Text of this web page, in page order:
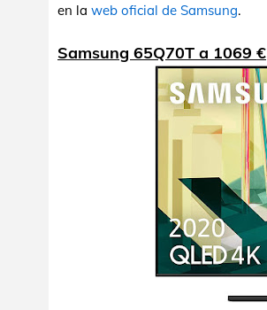
en la web oficial de Samsung.
Samsung 65Q70T a 1069 €